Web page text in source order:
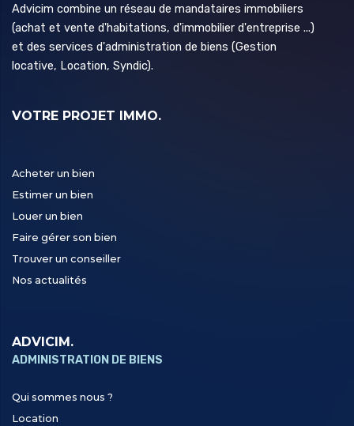
Advicim combine un réseau de mandataires immobiliers
(achat et vente d'habitations, d'immobilier d'entreprise ...)
et des services d'administration de biens (Gestion
locative, Location, Syndic).
VOTRE PROJET IMMO.
Acheter un bien
Estimer un bien
Louer un bien
Faire gérer son bien
Trouver un conseiller
Nos actualités
ADVICIM.
ADMINISTRATION DE BIENS
Qui sommes nous ?
Location